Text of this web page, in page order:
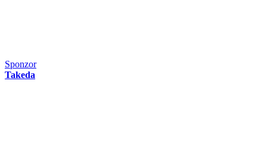
Sponzor
Takeda